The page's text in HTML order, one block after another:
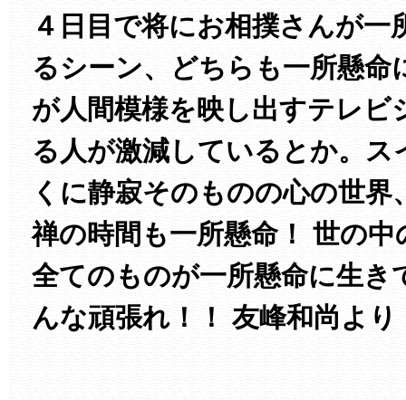
４日目で将にお相撲さんが一
るシーン、どちらも一所懸命
が人間模様を映し出すテレビ
る人が激減しているとか。ス
くに静寂そのものの心の世
禅の時間も一所懸命！ 世の
全てのものが一所懸命に生き
んな頑張れ！！ 友峰和尚より